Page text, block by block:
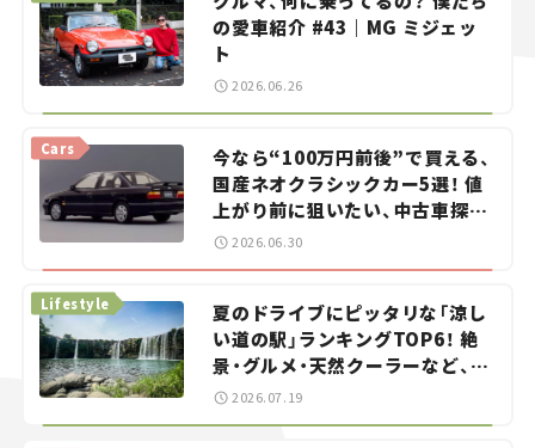
の愛車紹介 #43｜MG ミジェッ
ト
2026.06.26
今なら“100万円前後”で買える、
国産ネオクラシックカー5選！ 値
上がり前に狙いたい、中古車探し
をお手伝い――ちょっとイケてるマ
Cars
2026.06.30
夏のドライブにピッタリな「涼し
い道の駅」ランキングTOP6！ 絶
景・グルメ・天然クーラーなど、避
暑におすすめのスポットを紹介
【道の駅マニアの推し駅ガイド】
Lifestyle
2026.07.19